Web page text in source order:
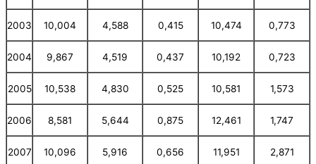
2003 10,004 4,588 0,415 10,474 0,773
2004 9,867 4,519 0,437 10,192 0,723
2005 10,538 4,830 0,525 10,581 1,573
2006 8,581 5,644 0,875 12,461 1,747
2007 10,096 5,916 0,656 11,951 2,871